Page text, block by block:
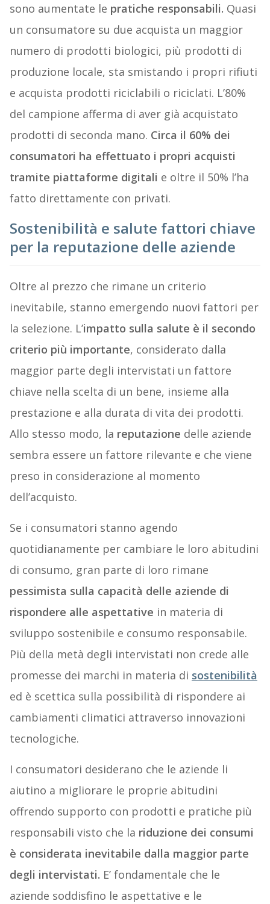
sono aumentate le pratiche responsabili. Quasi
un consumatore su due acquista un maggior
numero di prodotti biologici, più prodotti di
produzione locale, sta smistando i propri rifiuti
e acquista prodotti riciclabili o riciclati. L’80%
del campione afferma di aver già acquistato
prodotti di seconda mano. Circa il 60% dei
consumatori ha effettuato i propri acquisti
tramite piattaforme digitali e oltre il 50% l’ha
fatto direttamente con privati.
Sostenibilità e salute fattori chiave
per la reputazione delle aziende
Oltre al prezzo che rimane un criterio
inevitabile, stanno emergendo nuovi fattori per
la selezione. L’impatto sulla salute è il secondo
criterio più importante, considerato dalla
maggior parte degli intervistati un fattore
chiave nella scelta di un bene, insieme alla
prestazione e alla durata di vita dei prodotti.
Allo stesso modo, la reputazione delle aziende
sembra essere un fattore rilevante e che viene
preso in considerazione al momento
dell’acquisto.
Se i consumatori stanno agendo
quotidianamente per cambiare le loro abitudini
di consumo, gran parte di loro rimane
pessimista sulla capacità delle aziende di
rispondere alle aspettative in materia di
sviluppo sostenibile e consumo responsabile.
Più della metà degli intervistati non crede alle
promesse dei marchi in materia di sostenibilità
ed è scettica sulla possibilità di rispondere ai
cambiamenti climatici attraverso innovazioni
tecnologiche.
I consumatori desiderano che le aziende li
aiutino a migliorare le proprie abitudini
offrendo supporto con prodotti e pratiche più
responsabili visto che la riduzione dei consumi
è considerata inevitabile dalla maggior parte
degli intervistati. E’ fondamentale che le
aziende soddisfino le aspettative e le